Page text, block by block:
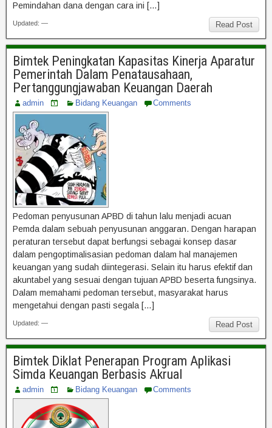
Pemindahan dana dengan cara ini […]
Read Post
Updated: —
Bimtek Peningkatan Kapasitas Kinerja Aparatur
Pemerintah Dalam Penatausahaan,
Pertanggungjawaban Keuangan Daerah
admin Bidang Keuangan Comments
Pedoman penyusunan APBD di tahun lalu menjadi acuan
Pemda dalam sebuah penyusunan anggaran. Dengan harapan
peraturan tersebut dapat berfungsi sebagai konsep dasar
dalam pengoptimalisasian pedoman dalam hal manajemen
keuangan yang sudah diintegerasi. Selain itu harus efektif dan
akuntabel yang sesuai dengan tujuan APBD beserta fungsinya.
Dalam memahami pedoman tersebut, masyarakat harus
mengetahui dengan pasti segala […]
Read Post
Updated: —
Bimtek Diklat Penerapan Program Aplikasi
Simda Keuangan Berbasis Akrual
admin Bidang Keuangan Comments